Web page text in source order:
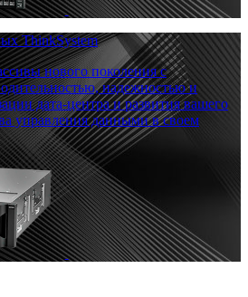
ThinkSystem
нового поколения с
надежностью и
дата-центра и развития вашего
управления данными в своем